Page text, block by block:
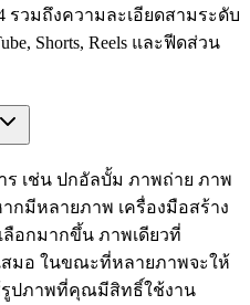
รวมถึงความละเอียดสามระดับ
Shorts, Reels และฟีดส่วน
เช่น ปกอัลบั้ม ภาพถ่าย ภาพ
กมีหลายภาพ เครื่องมือสร้าง
อกมากขึ้น ภาพเดียวที่
สมอ ในขณะที่หลายภาพจะให้
ปภาพที่คุณมีสิทธิ์ใช้งาน